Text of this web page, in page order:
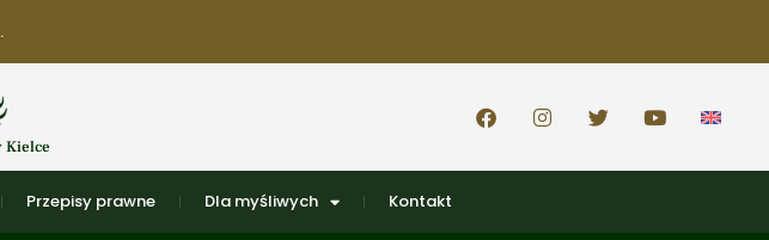
Kielce
Przepisy prawne Dla myśliwych Kontakt